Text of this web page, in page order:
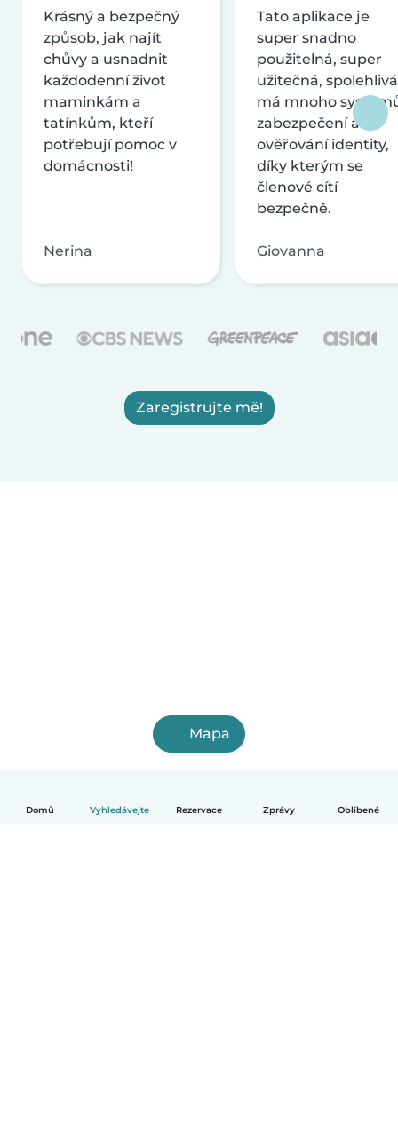
Domů Vyhledávejte Rezervace Zprávy Oblíbené
Krásný a bezpečný
způsob, jak najít
chůvy a usnadnit
každodenní život
maminkám a
tatínkům, kteří
potřebují pomoc v
domácnosti!
Nerina
Tato aplikace je
super snadno
použitelná, super
užitečná,
má mnoho
zabezpečení a
ověřování identity,
díky kterým se
členové cítí
bezpečně.
Giovanna
Zaregistrujte mě!
Mapa